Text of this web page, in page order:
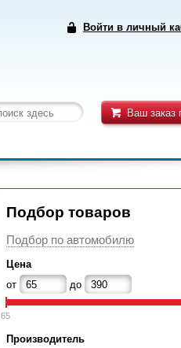
Войти в личный
Ваш заказ
Подбор товаров
Подбор по автомобилю
Цена
от
до
65
Производитель